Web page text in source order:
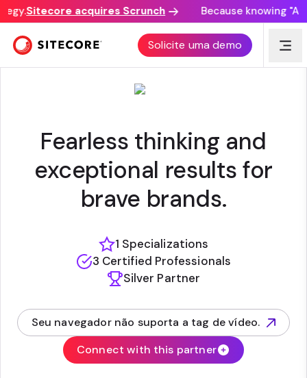
Sitecore acquires Scrunch Because knowing
Solicite uma demo
IMARC
Fearless thinking and
exceptional results for
brave brands.
1 Specializations
3 Certified Professionals
Silver Partner
Seu navegador não suporta a tag de vídeo.
(opens in new tab)
Connect with this partner